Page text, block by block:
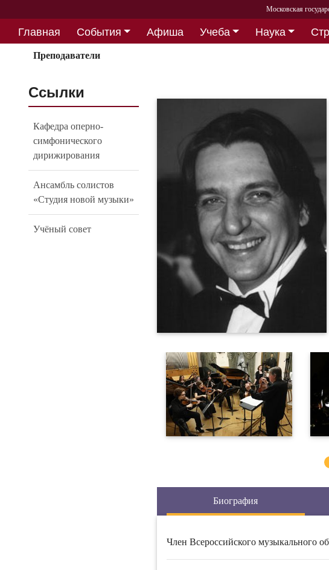
Московская
Главная События Афиша Учеба Наука
Партнерство
Преподаватели
Ссылки
Кафедра оперно-
симфонического
дирижирования
Ансамбль солистов
«Студия новой музыки»
Учёный совет
Биография
Член Всероссийского музыкального